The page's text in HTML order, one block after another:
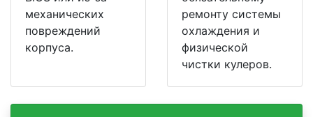
механических
повреждений
корпуса.
ремонту системы
охлаждения и
физической
чистки кулеров.